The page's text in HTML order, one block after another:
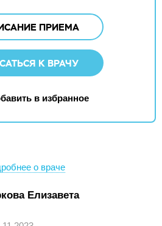
ПРИЕМА
К ВРАЧУ
в избранное
о враче
Елизавета